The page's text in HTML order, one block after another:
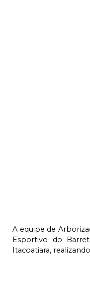
A equipe de
Esportivo do
Itacoatiara,